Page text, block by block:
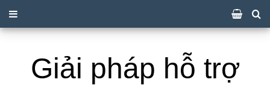
Giải pháp hỗ trợ